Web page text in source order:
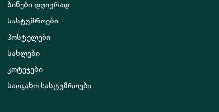
ბინები დღიურად
სასტუმროები
ჰოსტელები
სახლები
კოტეჯები
საოჯახო სასტუმროები